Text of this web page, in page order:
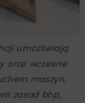
umożliwiają
oraz wczesne
maszyn,
zasad bhp,